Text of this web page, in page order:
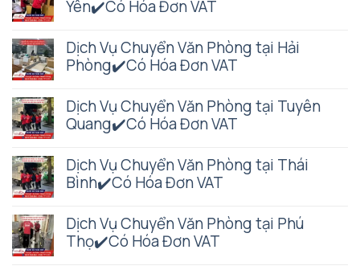
Yên✔️Có Hóa Đơn VAT
Dịch Vụ Chuyển Văn Phòng tại Hải
Phòng✔️Có Hóa Đơn VAT
Dịch Vụ Chuyển Văn Phòng tại Tuyên
Quang✔️Có Hóa Đơn VAT
Dịch Vụ Chuyển Văn Phòng tại Thái
Bình✔️Có Hóa Đơn VAT
Dịch Vụ Chuyển Văn Phòng tại Phú
Thọ✔️Có Hóa Đơn VAT